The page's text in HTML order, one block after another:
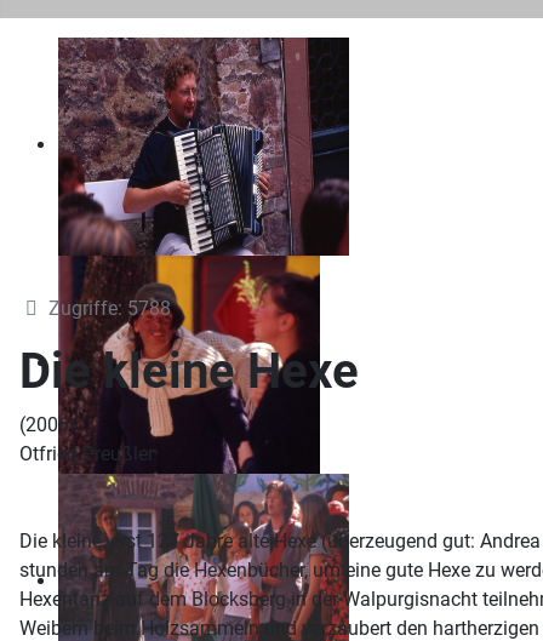
Zugriffe: 5788
Die kleine Hexe
(2006)
Otfried Preußler
Die kleine, erst 127 Jahre alte Hexe (überzeugend gut:
stunden am Tag die Hexenbücher, um eine gute Hexe zu
Hexentanz auf dem Blocksberg in der Walpurgisnacht
Weibern beim Holzsammeln und verzaubert den